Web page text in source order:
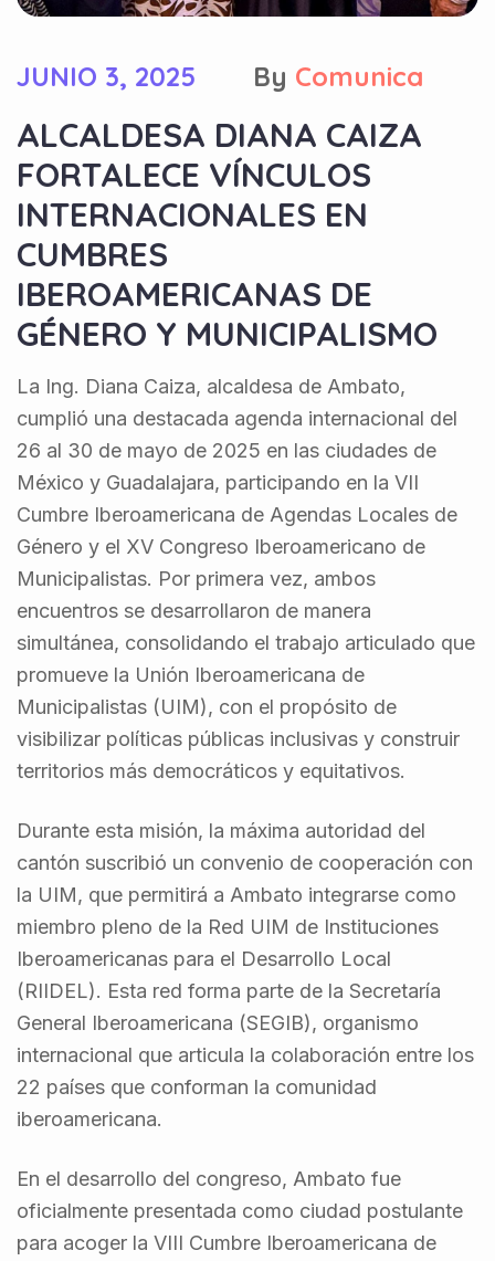
JUNIO 3, 2025 By Comunica
ALCALDESA DIANA CAIZA
FORTALECE VÍNCULOS
INTERNACIONALES EN
CUMBRES
IBEROAMERICANAS DE
GÉNERO Y MUNICIPALISMO
La Ing. Diana Caiza, alcaldesa de Ambato,
cumplió una destacada agenda internacional del
26 al 30 de mayo de 2025 en las ciudades de
México y Guadalajara, participando en la VII
Cumbre Iberoamericana de Agendas Locales de
Género y el XV Congreso Iberoamericano de
Municipalistas. Por primera vez, ambos
encuentros se desarrollaron de manera
simultánea, consolidando el trabajo articulado que
promueve la Unión Iberoamericana de
Municipalistas (UIM), con el propósito de
visibilizar políticas públicas inclusivas y construir
territorios más democráticos y equitativos.
Durante esta misión, la máxima autoridad del
cantón suscribió un convenio de cooperación con
la UIM, que permitirá a Ambato integrarse como
miembro pleno de la Red UIM de Instituciones
Iberoamericanas para el Desarrollo Local
(RIIDEL). Esta red forma parte de la Secretaría
General Iberoamericana (SEGIB), organismo
internacional que articula la colaboración entre los
22 países que conforman la comunidad
iberoamericana.
En el desarrollo del congreso, Ambato fue
oficialmente presentada como ciudad postulante
para acoger la VIII Cumbre Iberoamericana de